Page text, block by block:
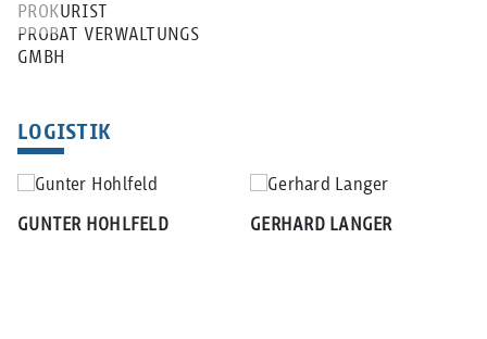
PROKURIST
PROBAT VERWALTUNGS
GMBH
LOGISTIK
GUNTER HOHLFELD GERHARD LANGER